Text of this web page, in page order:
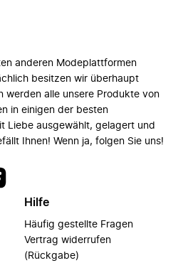
anderen Modeplattformen
besitzen wir überhaupt
werden alle unsere Produkte von
in einigen der besten
Liebe ausgewählt, gelagert und
Ihnen! Wenn ja, folgen Sie uns!
Hilfe
Häufig gestellte Fragen
Vertrag widerrufen
(Rückgabe)